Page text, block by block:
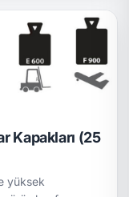
Kapakları (25
yüksek